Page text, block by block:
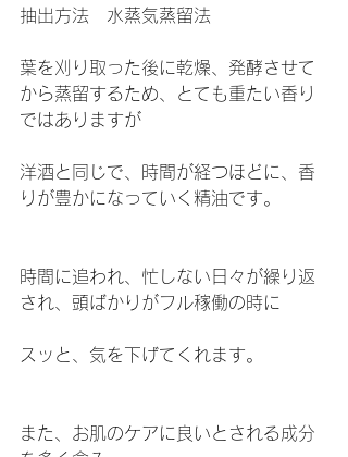
抽出方法　水蒸気蒸留法
葉を刈り取った後に乾燥、発酵させて
から蒸留するため、とても重たい香り
ではありますが
洋酒と同じで、時間が経つほどに、香
りが豊かになっていく精油です。
時間に追われ、忙しない日々が繰り返
され、頭ばかりがフル稼働の時に
スッと、気を下げてくれます。
また、お肌のケアに良いとされる成分